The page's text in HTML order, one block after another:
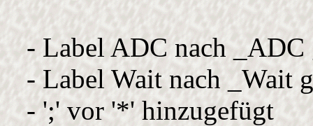
- Label ADC nach _ADC
- Label Wait nach _Wait
- ';' vor '*' hinzugefügt